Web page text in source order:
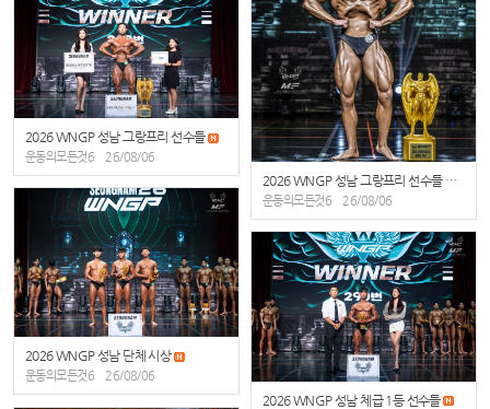
2026 WNGP 성남 그랑프리 선수들 개인 사진
운동의모든것6 26/08/06
2026 WNGP 성남 그랑프리 선수들
운동의모든것6 26/08/06
2026 WNGP 성남 단체 시상
운동의모든것6 26/08/06
2026 WNGP 성남 체급 1등 선수들